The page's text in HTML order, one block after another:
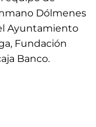
Dólmenes
Ayuntamiento
Fundación
Banco.